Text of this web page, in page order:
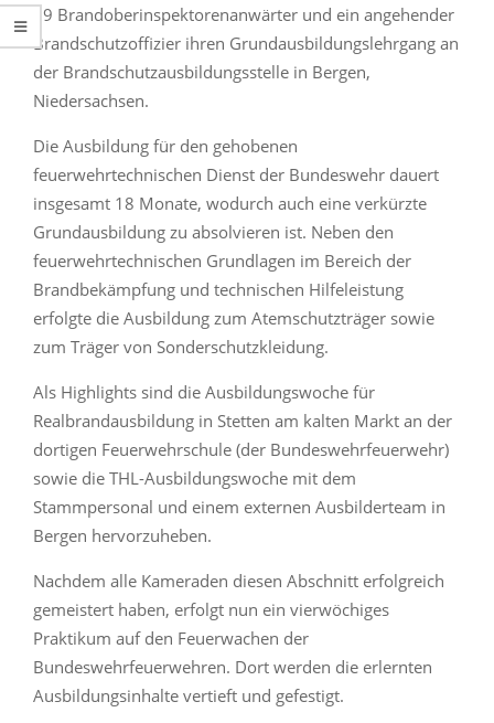
19 Brandoberinspektorenanwärter und ein angehender
Brandschutzoffizier ihren Grundausbildungslehrgang an
der Brandschutzausbildungsstelle in Bergen,
Niedersachsen.
Die Ausbildung für den gehobenen
feuerwehrtechnischen Dienst der Bundeswehr dauert
insgesamt 18 Monate, wodurch auch eine verkürzte
Grundausbildung zu absolvieren ist. Neben den
feuerwehrtechnischen Grundlagen im Bereich der
Brandbekämpfung und technischen Hilfeleistung
erfolgte die Ausbildung zum Atemschutzträger sowie
zum Träger von Sonderschutzkleidung.
Als Highlights sind die Ausbildungswoche für
Realbrandausbildung in Stetten am kalten Markt an der
dortigen Feuerwehrschule (der Bundeswehrfeuerwehr)
sowie die THL-Ausbildungswoche mit dem
Stammpersonal und einem externen Ausbilderteam in
Bergen hervorzuheben.
Nachdem alle Kameraden diesen Abschnitt erfolgreich
gemeistert haben, erfolgt nun ein vierwöchiges
Praktikum auf den Feuerwachen der
Bundeswehrfeuerwehren. Dort werden die erlernten
Ausbildungsinhalte vertieft und gefestigt.